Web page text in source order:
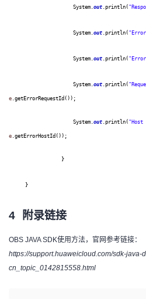
System.out .println(
System.out .println(
System.out .println(
System.out .println(
e .getErrorRequestId());
System.out .println(
e .getErrorHostId());
}
}
4 附录链接
OBS JAVA SDK使用方法，官网参考链接：
https://support.huaweicloud.com/sdk-java-
cn_topic_0142815558.html